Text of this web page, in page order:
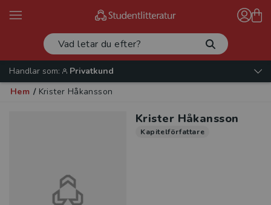
Handlar som:
Privatkund
Hem / Krister Håkansson
Krister Håkansson
Kapitelförfattare